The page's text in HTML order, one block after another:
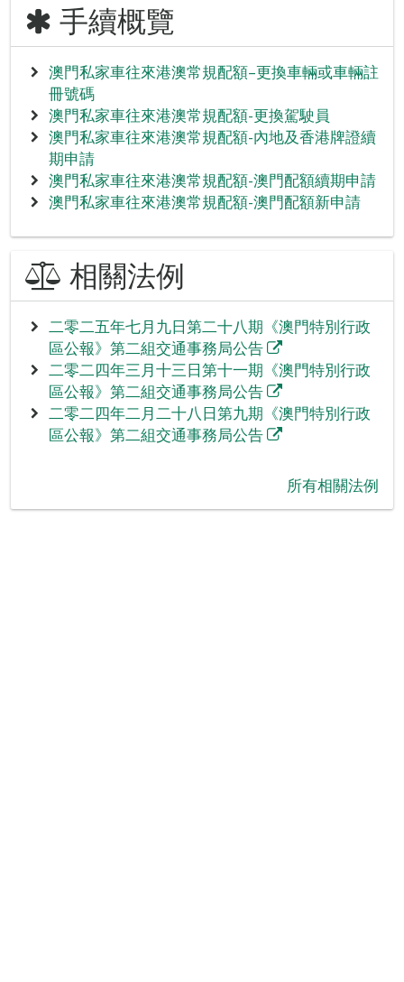
手續概覽
澳門私家車往來港澳常規配額–更換車輛或車輛註
冊號碼
澳門私家車往來港澳常規配額-更換駕駛員
澳門私家車往來港澳常規配額-內地及香港牌證續
期申請
澳門私家車往來港澳常規配額-澳門配額續期申請
澳門私家車往來港澳常規配額-澳門配額新申請
相關法例
二零二五年七月九日第二十八期《澳門特別行政
區公報》第二組交通事務局公告
二零二四年三月十三日第十一期《澳門特別行政
區公報》第二組交通事務局公告
二零二四年二月二十八日第九期《澳門特別行政
區公報》第二組交通事務局公告
‪所有相關法例